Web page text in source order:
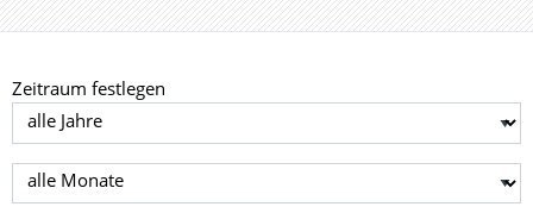
Zeitraum festlegen
Jahr auswählen
Monat auswählen